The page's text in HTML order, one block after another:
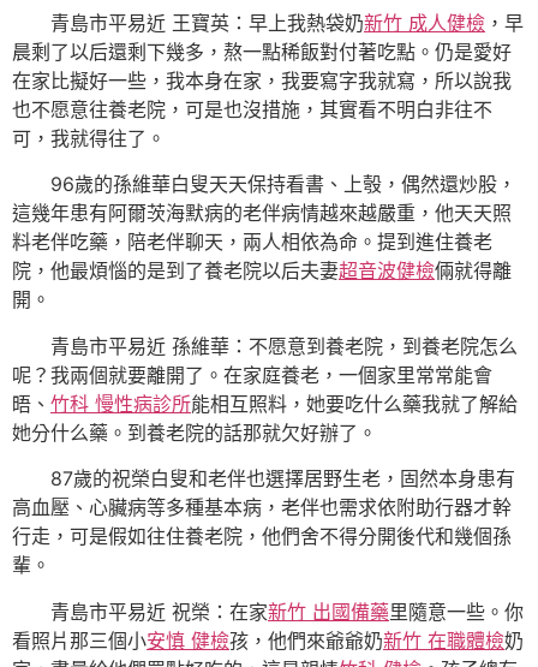
青島市平易近 王寶英：早上我熱袋奶新竹 成人健檢 ，早
晨剩了以后還剩下幾多，熬一點稀飯對付著吃點。仍是愛好
在家比擬好一些，我本身在家，我要寫字我就寫，所以說我
也不愿意往養老院，可是也沒措施，其實看不明白非往不
可，我就得往了。
96歲的孫維華白叟天天保持看書、上彀，偶然還炒股，
這幾年患有阿爾茨海默病的老伴病情越來越嚴重，他天天照
料老伴吃藥，陪老伴聊天，兩人相依為命。提到進住養老
院，他最煩惱的是到了養老院以后夫妻超音波健檢倆就得離
開。
青島市平易近 孫維華：不愿意到養老院，到養老院怎么
呢？我兩個就要離開了。在家庭養老，一個家里常常能會
晤、 竹科 慢性病診所能相互照料，她要吃什么藥我就了解給
她分什么藥。到養老院的話那就欠好辦了。
87歲的祝榮白叟和老伴也選擇居野生老，固然本身患有
高血壓、心臟病等多種基本病，老伴也需求依附助行器才幹
行走，可是假如往住養老院，他們舍不得分開後代和幾個孫
輩。
青島市平易近 祝榮：在家新竹 出國備藥里隨意一些。你
看照片那三個小安慎 健檢孩，他們來爺爺奶新竹 在職體檢奶